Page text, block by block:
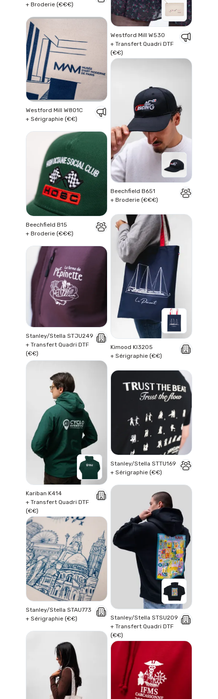
+ Broderie (€€€)
Westford Mill W530
+ Transfert Quadri DTF
(€€)
Westford Mill W801C
+ Sérigraphie (€€)
Beechfield B651
+ Broderie (€€€)
Beechfield B15
+ Broderie (€€€)
Kimood KI3205
+ Sérigraphie (€€)
Stanley/Stella STJU249
+ Transfert Quadri DTF
(€€)
Kariban K414
+ Transfert Quadri DTF
(€€)
Stanley/Stella STTU169
+ Sérigraphie (€€)
Stanley/Stella STSU209
+ Transfert Quadri DTF
(€€)
Stanley/Stella STAU773
+ Sérigraphie (€€)